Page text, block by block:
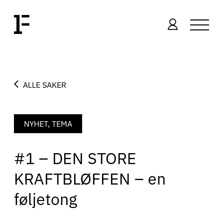
ALLE SAKER
NYHET, TEMA
#1 – DEN STORE
KRAFTBLØFFEN – en
føljetong